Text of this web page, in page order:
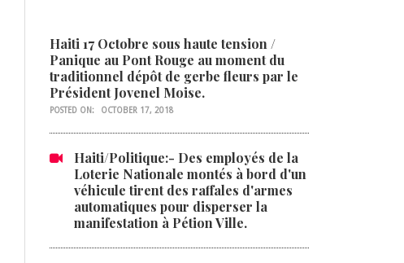
Haiti 17 Octobre sous haute tension /
Panique au Pont Rouge au moment du
traditionnel dépôt de gerbe fleurs par le
Président Jovenel Moise.
POSTED ON: OCTOBER 17, 2018
Haiti/Politique:- Des employés de la
Loterie Nationale montés à bord d'un
véhicule tirent des raffales d'armes
automatiques pour disperser la
manifestation à Pétion Ville.